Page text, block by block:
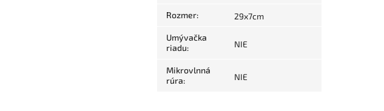
Rozmer: 29x7cm
Umývačka
riadu: NIE
Mikrovlnná
rúra: NIE